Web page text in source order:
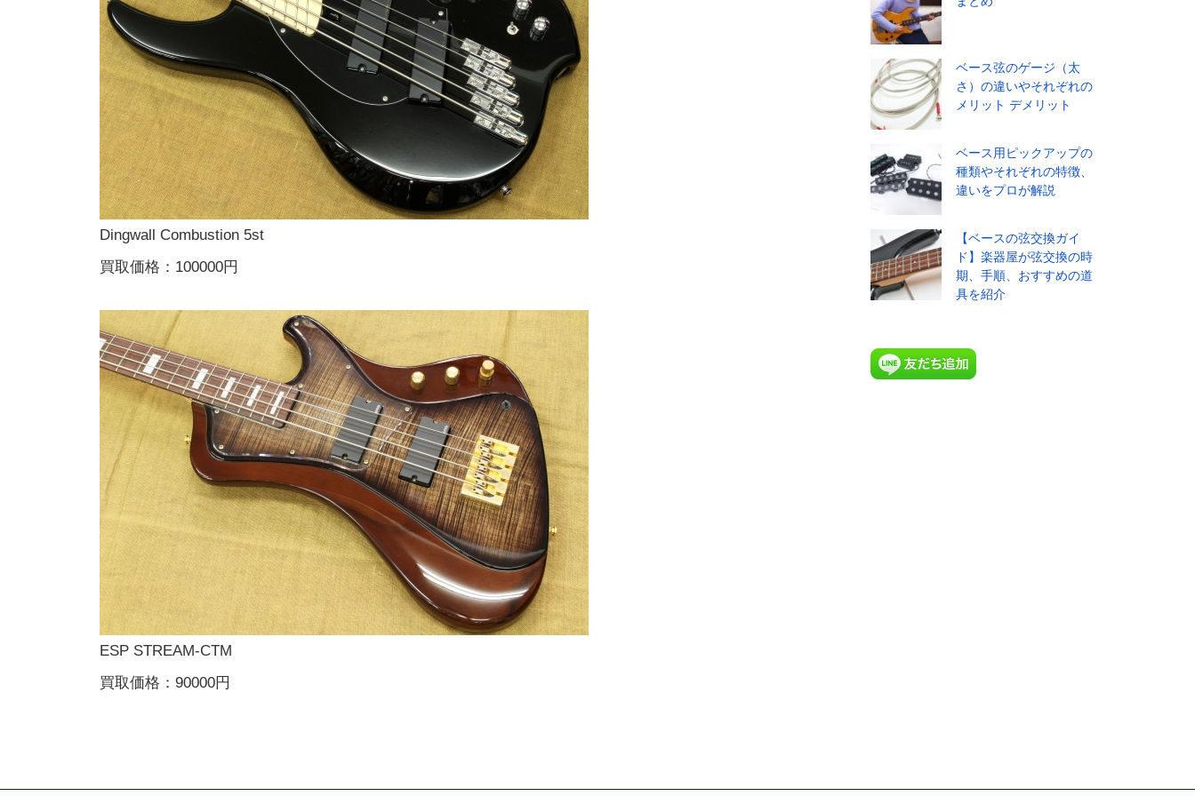
Dingwall Combustion 5st
買取価格：100000円
ESP STREAM-CTM
買取価格：90000円
ベース弦のゲージ（太
さ）の違いやそれぞれの
メリット デメリット
ベース用ピックアップの
種類やそれぞれの特徴、
違いをプロが解説
【ベースの弦交換ガイ
ド】楽器屋が弦交換の時
期、手順、おすすめの道
具を紹介